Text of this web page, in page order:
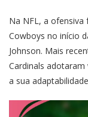
Na NFL, a
Cowboys no início
Johnson. Mais
Cardinals
a sua